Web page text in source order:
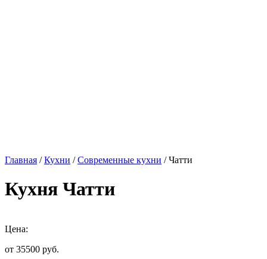
Главная /Кухни /Современные кухни / Чатти
Кухня Чатти
Цена:
от 35500 руб.